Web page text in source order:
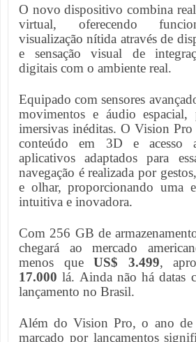
O novo dispositivo combina
virtual, oferecendo
visualização nítida através de
e sensação visual de
digitais com o ambiente real.
Equipado com sensores
movimentos e áudio espacial,
imersivas inéditas. O Vision Pro
conteúdo em 3D e acesso
aplicativos adaptados para
navegação é realizada por
e olhar, proporcionando uma
intuitiva e inovadora.
Com 256 GB de
chegará ao mercado
menos queUS$ 3.499,
17.000 lá. Ainda não há datas
lançamento no Brasil.
Além do Vision Pro, o ano de
marcado por lançamentos